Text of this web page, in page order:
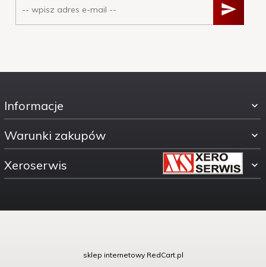
Informacje
Warunki zakupów
Xeroserwis
00-116 Warszawa woj.
sklep internetowyRedCart.pl